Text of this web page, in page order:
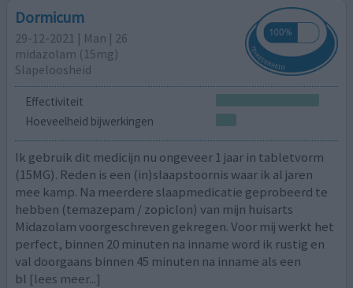
Dormicum
29-12-2021 | Man | 26
midazolam (15mg)
Slapeloosheid
Effectiviteit
Hoeveelheid bijwerkingen
Ik gebruik dit medicijn nu ongeveer 1 jaar in tabletvorm
(15MG). Reden is een (in)slaapstoornis waar ik al jaren
mee kamp. Na meerdere slaapmedicatie geprobeerd te
hebben (temazepam / zopiclon) van mijn huisarts
Midazolam voorgeschreven gekregen. Voor mij werkt het
perfect, binnen 20 minuten na inname word ik rustig en
val doorgaans binnen 45 minuten na inname als een
bl [lees meer...]